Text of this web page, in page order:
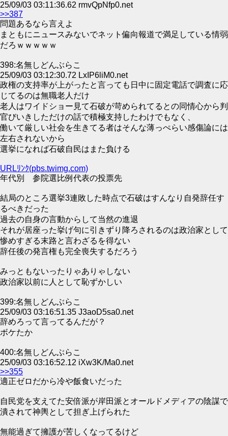
25/09/03 03:11:36.62 rmvQpNfp0.net
>>387
問題あるなら言えよ
まともにニュースみないでネット偏向報道で満足している情弱
だろｗｗｗｗｗ
398:名無しどんぶらこ
25/09/03 03:12:30.72 LxIP6liM0.net
政権の支持率が上がったと言っても日中に固定電話で調査に応
じてるのは無職老人だけ
老人はワイドショー見て石破が苛められてるとの同情心から判
官びいきしただけの話で積極支持したわけでもなく、
働いて厳しい社会を生きてる者はそんな薄っぺらい感傷論には
左右されないから
選挙になれば石破自民はまた負ける
URLﾘﾝｸ(pbs.twimg.com)
年代別 参院選比例代表の投票先
結局のところ選挙3連敗した時点で石破はすんなり自発辞任す
るべきだった
過去の自身の言動からして当然の進退
それが居座った挙げ句に引きずり降ろされるのは政治家として
惨めすぎる末路と言わざるを得ない
辞任後の発言権も完全喪失するだろう
みっともないったりゃありゃしない
政治家以前に人として恥ずかしい
399:名無しどんぶらこ
25/09/03 03:16:51.35 J3aoD5sa0.net
辞めろって言ってるんだが？
ボケたか
400:名無しどんぶらこ
25/09/03 03:16:52.12 iXw3K/Ma0.net
>>355
適正ゼロだから冷や飯食いだった
自民党を支えてた安倍派が岸田派とオールドメディアの陰謀で
潰されて神輿として担ぎ上げられた
無能過ぎて擁護が苦しくなってるけど